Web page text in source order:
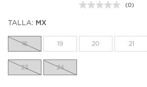
Sin
la
misma
(0)
TALLA: MX
18 19 20 21
23 24